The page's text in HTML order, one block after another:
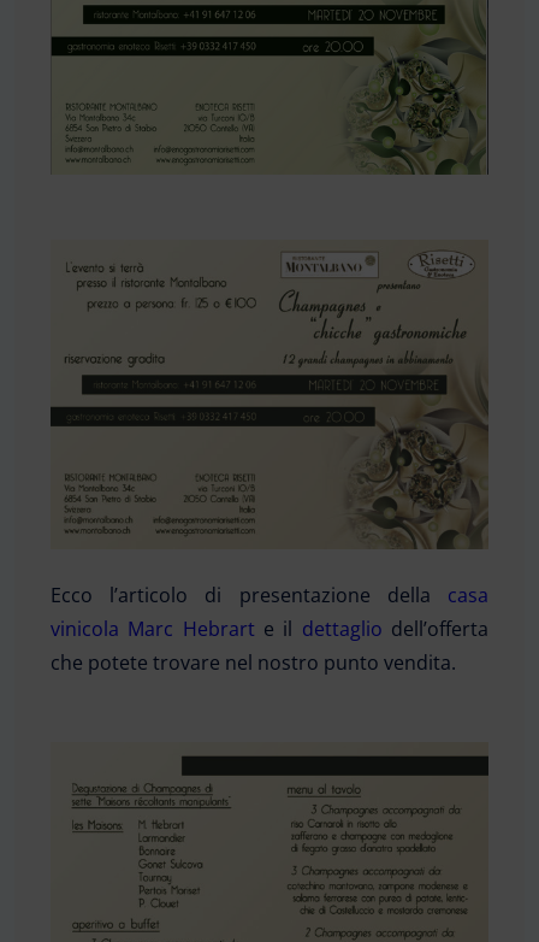
Ecco l’articolo di presentazione della casa
vinicola Marc Hebrart e il dettaglio dell’offerta
che potete trovare nel nostro punto vendita.